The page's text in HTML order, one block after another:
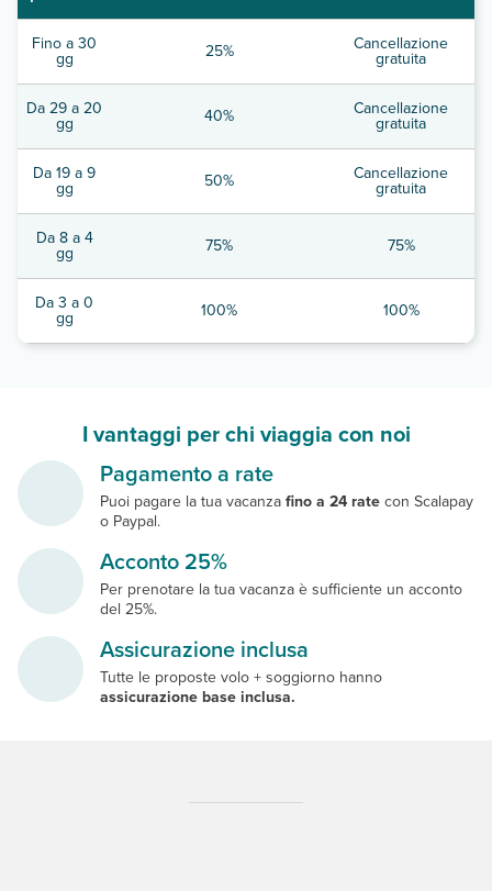
Fino a 30
gg 25% Cancellazione
gratuita
Da 29 a 20
gg 40% Cancellazione
gratuita
Da 19 a 9
gg 50% Cancellazione
gratuita
Da 8 a 4
gg 75% 75%
Da 3 a 0
gg 100% 100%
I vantaggi per chi viaggia con noi
Pagamento a rate
Puoi pagare la tua vacanzafino a 24 ratecon Scalapay
o Paypal.
Acconto 25%
Per prenotare la tua vacanza è sufficiente un acconto
del 25%.
Assicurazione inclusa
Tutte le proposte volo + soggiorno hanno
assicurazione base inclusa.